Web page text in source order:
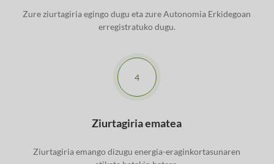
Zure ziurtagiria egingo dugu eta zure Autonomia Erkidegoan
erregistratuko dugu.
4
Ziurtagiria ematea
Ziurtagiria emango dizugu energia-eraginkortasunaren